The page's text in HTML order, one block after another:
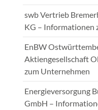
swb Vertrieb
KG – Informationen
EnBW
Aktiengesellschaft
zum Unternehmen
Energieversorgung
GmbH –